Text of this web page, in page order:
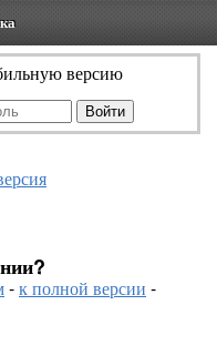
версию
-к полной версии -